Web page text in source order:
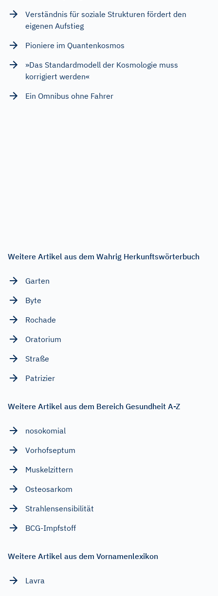
Verständnis für soziale Strukturen fördert den
eigenen Aufstieg
Pioniere im Quantenkosmos
»Das Standardmodell der Kosmologie muss
korrigiert werden«
Ein Omnibus ohne Fahrer
Weitere Artikel aus dem Wahrig Herkunftswörterbuch
Garten
Byte
Rochade
Oratorium
Straße
Patrizier
Weitere Artikel aus dem Bereich Gesundheit A-Z
nosokomial
Vorhofseptum
Muskelzittern
Osteosarkom
Strahlensensibilität
BCG-Impfstoff
Weitere Artikel aus dem Vornamenlexikon
Lavra